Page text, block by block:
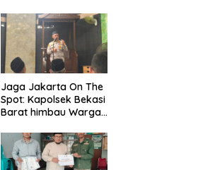
Jaga Jakarta On The
Spot: Kapolsek Bekasi
Barat himbau Warga
Tawuran Usai Sholat
Jumat